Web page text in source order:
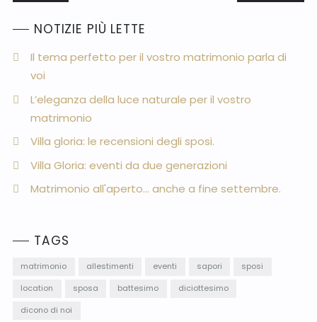
NOTIZIE PIÙ LETTE
Il tema perfetto per il vostro matrimonio parla di
voi
L’eleganza della luce naturale per il vostro
matrimonio
Villa gloria: le recensioni degli sposi.
Villa Gloria: eventi da due generazioni
Matrimonio all'aperto... anche a fine settembre.
TAGS
matrimonio allestimenti eventi sapori
sposi
location
sposa battesimo
diciottesimo
dicono di noi